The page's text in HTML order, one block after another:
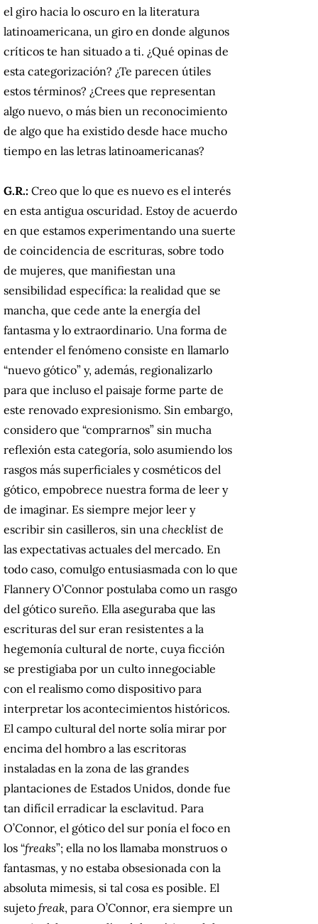
el giro hacia lo oscuro en la literatura
latinoamericana, un giro en donde algunos
críticos te han situado a ti. ¿Qué opinas de
esta categorización? ¿Te parecen útiles
estos términos? ¿Crees que representan
algo nuevo, o más bien un reconocimiento
de algo que ha existido desde hace mucho
tiempo en las letras latinoamericanas?
G.R.: Creo que lo que es nuevo es el interés
en esta antigua oscuridad. Estoy de acuerdo
en que estamos experimentando una suerte
de coincidencia de escrituras, sobre todo
de mujeres, que manifiestan una
sensibilidad específica: la realidad que se
mancha, que cede ante la energía del
fantasma y lo extraordinario. Una forma de
entender el fenómeno consiste en llamarlo
“nuevo gótico” y, además, regionalizarlo
para que incluso el paisaje forme parte de
este renovado expresionismo. Sin embargo,
considero que “comprarnos” sin mucha
reflexión esta categoría, solo asumiendo los
rasgos más superficiales y cosméticos del
gótico, empobrece nuestra forma de leer y
de imaginar. Es siempre mejor leer y
escribir sin casilleros, sin una checklist de
las expectativas actuales del mercado. En
todo caso, comulgo entusiasmada con lo que
Flannery O’Connor postulaba como un rasgo
del gótico sureño. Ella aseguraba que las
escrituras del sur eran resistentes a la
hegemonía cultural de norte, cuya ficción
se prestigiaba por un culto innegociable
con el realismo como dispositivo para
interpretar los acontecimientos históricos.
El campo cultural del norte solía mirar por
encima del hombro a las escritoras
instaladas en la zona de las grandes
plantaciones de Estados Unidos, donde fue
tan difícil erradicar la esclavitud. Para
O’Connor, el gótico del sur ponía el foco en
los “freaks”; ella no los llamaba monstruos o
fantasmas, y no estaba obsesionada con la
absoluta mimesis, si tal cosa es posible. El
sujeto freak, para O’Connor, era siempre un